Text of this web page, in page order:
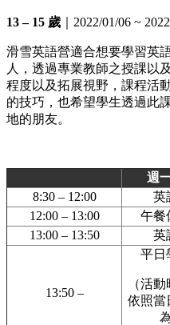
13 – 15 歲 ｜2022/01/06 ~
滑雪英語營適合想要學習英
人，透過專業教師之授課以
程度以及拓展視野，課程活
的技巧，也希望學生透過此
地的朋友。
週
8:30 – 12:00
英
12:00 – 13:00
午餐
13:00 – 13:50
英
13:50 –
平日
（活
依照當